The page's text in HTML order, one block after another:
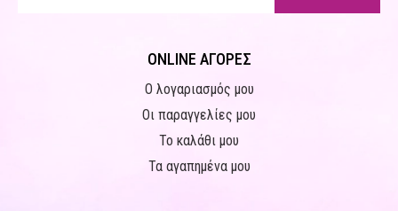
ONLINE ΑΓΟΡΕΣ
Ο λογαριασμός μου
Οι παραγγελίες μου
Το καλάθι μου
Τα αγαπημένα μου